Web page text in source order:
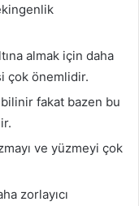
almak için daha
çok önemlidir.
fakat bazen bu
ve yüzmeyi çok
zorlayıcı